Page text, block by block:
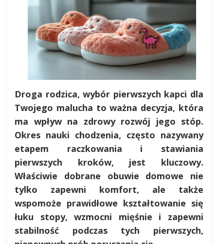
Droga rodzica, wybór pierwszych kapci dla
Twojego malucha to ważna decyzja, która
ma wpływ na zdrowy rozwój jego stóp.
Okres nauki chodzenia, często nazywany
etapem raczkowania i stawiania
pierwszych kroków, jest kluczowy.
Właściwie dobrane obuwie domowe nie
tylko zapewni komfort, ale także
wspomoże prawidłowe kształtowanie się
łuku stopy, wzmocni mięśnie i zapewni
stabilność podczas tych pierwszych,